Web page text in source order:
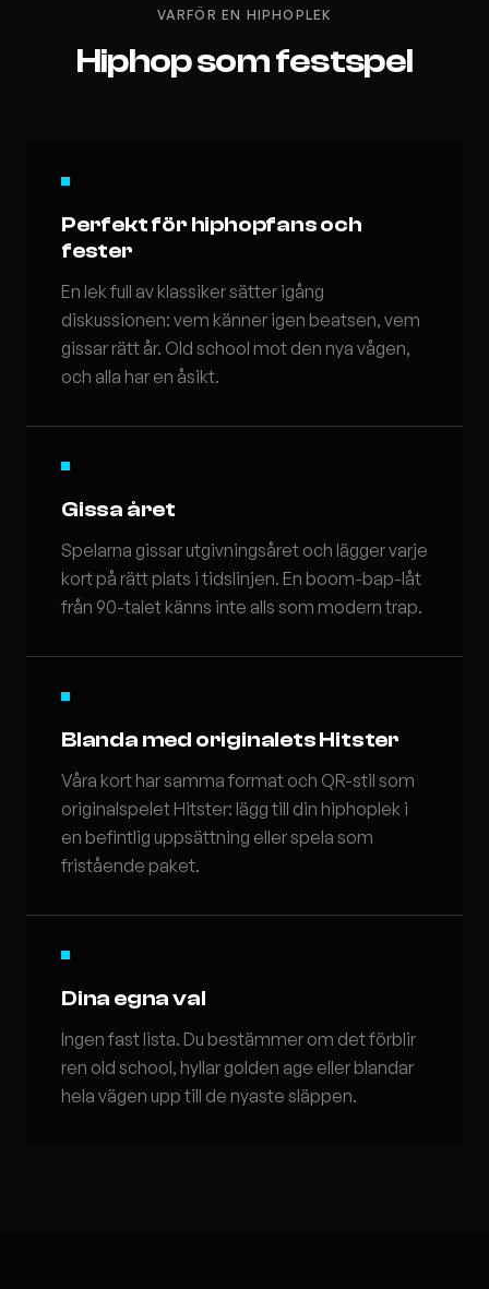
VARFÖR EN HIPHOPLEK
Hiphop som festspel
Perfekt för hiphopfans och
fester
En lek full av klassiker sätter igång
diskussionen: vem känner igen beatsen, vem
gissar rätt år. Old school mot den nya vågen,
och alla har en åsikt.
Gissa året
Spelarna gissar utgivningsåret och lägger varje
kort på rätt plats i tidslinjen. En boom-bap-låt
från 90-talet känns inte alls som modern trap.
Blanda med originalets Hitster
Våra kort har samma format och QR-stil som
originalspelet Hitster: lägg till din hiphoplek i
en befintlig uppsättning eller spela som
fristående paket.
Dina egna val
Ingen fast lista. Du bestämmer om det förblir
ren old school, hyllar golden age eller blandar
hela vägen upp till de nyaste släppen.